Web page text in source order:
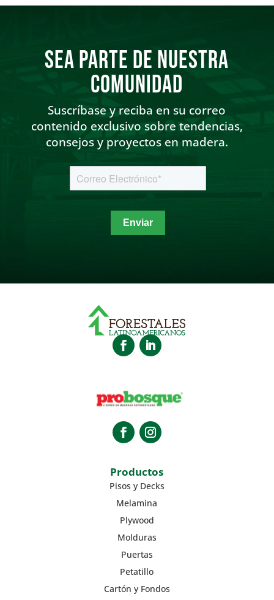
Sea parte de nuestra
comunidad
Suscríbase y reciba en su correo
contenido exclusivo sobre tendencias,
consejos y proyectos en madera.
Productos
Pisos y Decks
Melamina
Plywood
Molduras
Puertas
Petatillo
Cartón y Fondos